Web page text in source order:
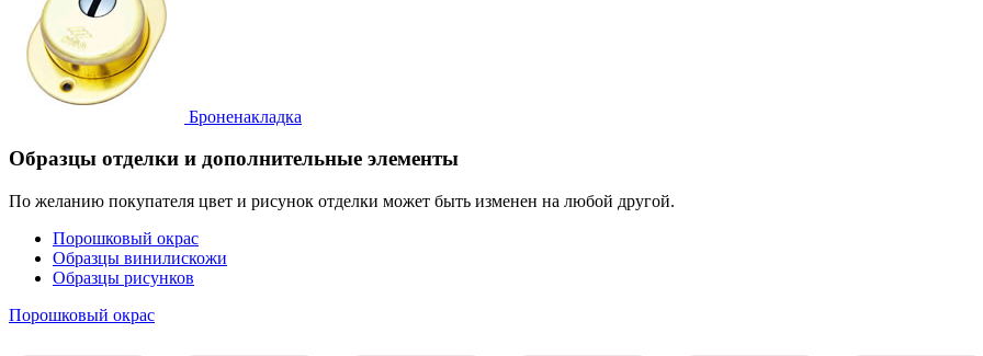
Броненакладка
Образцы отделки и дополнительные элементы
По желанию покупателя цвет и рисунок отделки может быть изменен на любой другой.
Порошковый окрас
Образцы винилискожи
Образцы рисунков
Порошковый окрас